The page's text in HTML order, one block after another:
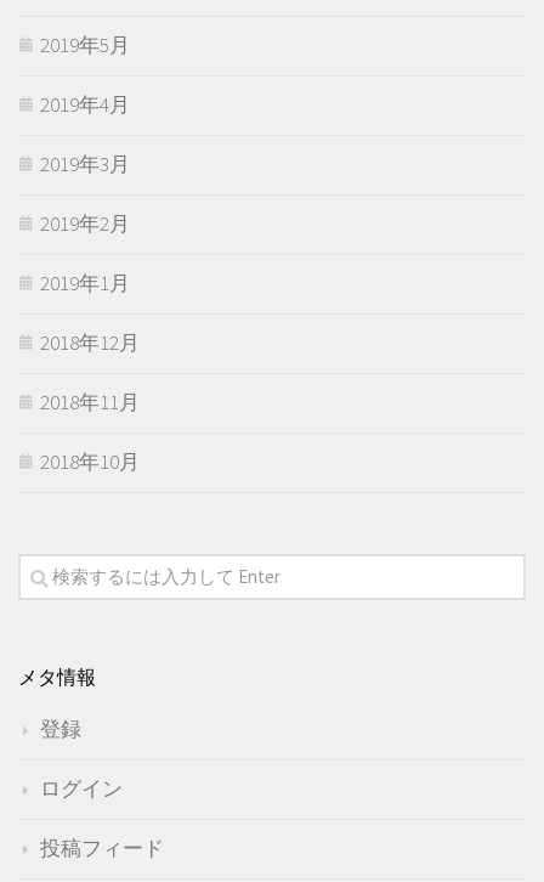
2019年5月
2019年4月
2019年3月
2019年2月
2019年1月
2018年12月
2018年11月
2018年10月
メタ情報
登録
ログイン
投稿フィード